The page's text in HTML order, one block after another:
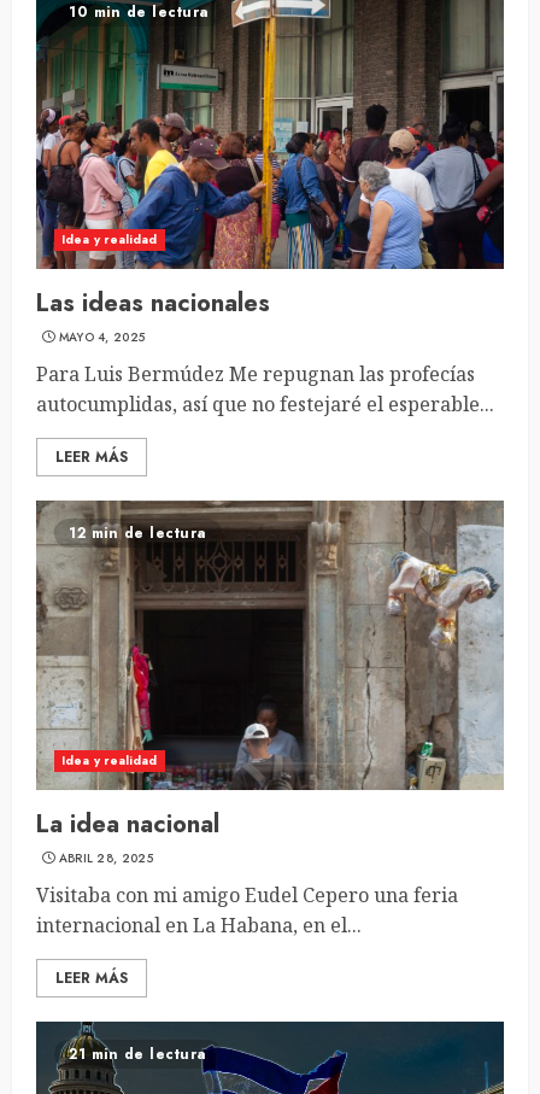
10 min de lectura
Idea y realidad
Las ideas nacionales
MAYO 4, 2025
Para Luis Bermúdez Me repugnan las profecías
autocumplidas, así que no festejaré el esperable...
LEER MÁS
12 min de lectura
Idea y realidad
La idea nacional
ABRIL 28, 2025
Visitaba con mi amigo Eudel Cepero una feria
internacional en La Habana, en el...
LEER MÁS
21 min de lectura